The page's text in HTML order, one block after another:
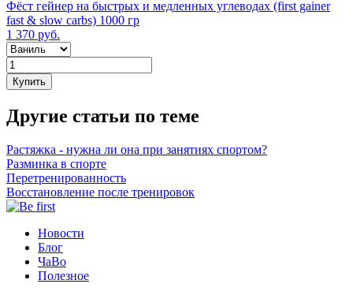
Фёст гейнер на быстрых и медленных углеводах (first gainer
fast & slow carbs) 1000 гр
1 370 руб.
Купить
Другие статьи по теме
Растяжка - нужна ли она при занятиях спортом?
Разминка в спорте
Перетренированность
Восстановление после тренировок
Новости
Блог
ЧаВо
Полезное